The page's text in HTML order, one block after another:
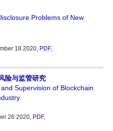
Problems of New
18 2020, PDF,
险与监管研究
Supervision of Blockchain
26 2020, PDF,